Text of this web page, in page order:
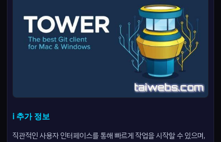
ℹ️ 추가 정보
직관적인 사용자 인터페이스를 통해 빠르게 작업을 시작할 수 있으며,